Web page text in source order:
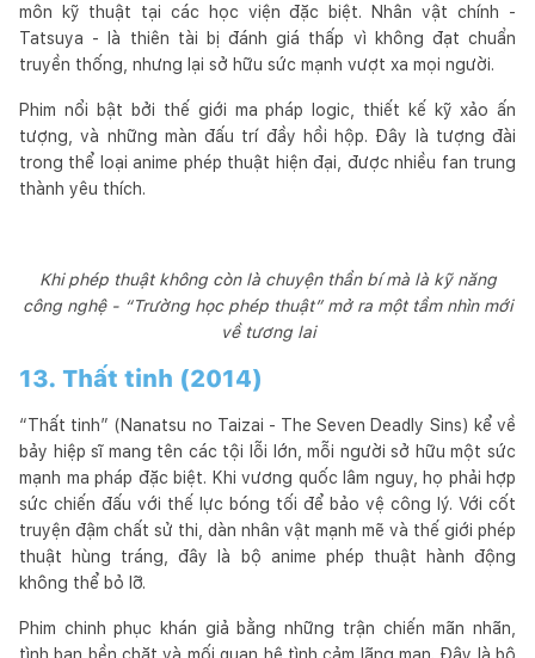
môn kỹ thuật tại các học viện đặc biệt. Nhân vật chính -
Tatsuya - là thiên tài bị đánh giá thấp vì không đạt chuẩn
truyền thống, nhưng lại sở hữu sức mạnh vượt xa mọi người.
Phim nổi bật bởi thế giới ma pháp logic, thiết kế kỹ xảo ấn
tượng, và những màn đấu trí đầy hồi hộp. Đây là tượng đài
trong thể loại anime phép thuật hiện đại, được nhiều fan trung
thành yêu thích.
Khi phép thuật không còn là chuyện thần bí mà là kỹ năng
công nghệ - “Trường học phép thuật” mở ra một tầm nhìn mới
về tương lai
13. Thất tinh (2014)
“Thất tinh” (Nanatsu no Taizai - The Seven Deadly Sins) kể về
bảy hiệp sĩ mang tên các tội lỗi lớn, mỗi người sở hữu một sức
mạnh ma pháp đặc biệt. Khi vương quốc lâm nguy, họ phải hợp
sức chiến đấu với thế lực bóng tối để bảo vệ công lý. Với cốt
truyện đậm chất sử thi, dàn nhân vật mạnh mẽ và thế giới phép
thuật hùng tráng, đây là bộ anime phép thuật hành động
không thể bỏ lỡ.
Phim chinh phục khán giả bằng những trận chiến mãn nhãn,